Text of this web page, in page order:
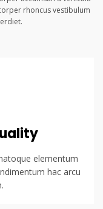
rhoncus vestibulum
elementum
hac arcu